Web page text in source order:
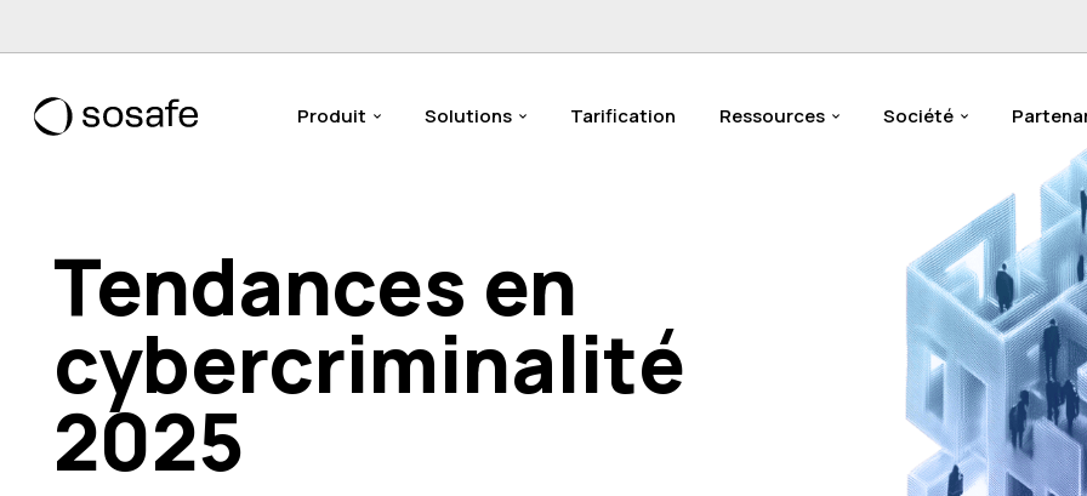
Produit Solutions Tarification Ressources Société
Tendances en
cybercriminalité
2025